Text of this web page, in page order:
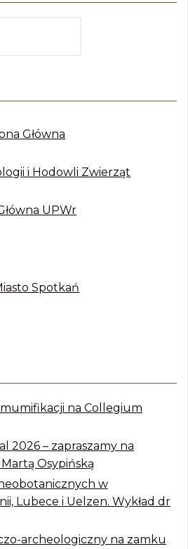
Główna
i Hodowli Zwierząt
UPWr
Spotkań
na Collegium
2026 – zapraszamy na
Osypińską
w
Lubece i Uelzen. Wykład dr
archeologiczny na zamku